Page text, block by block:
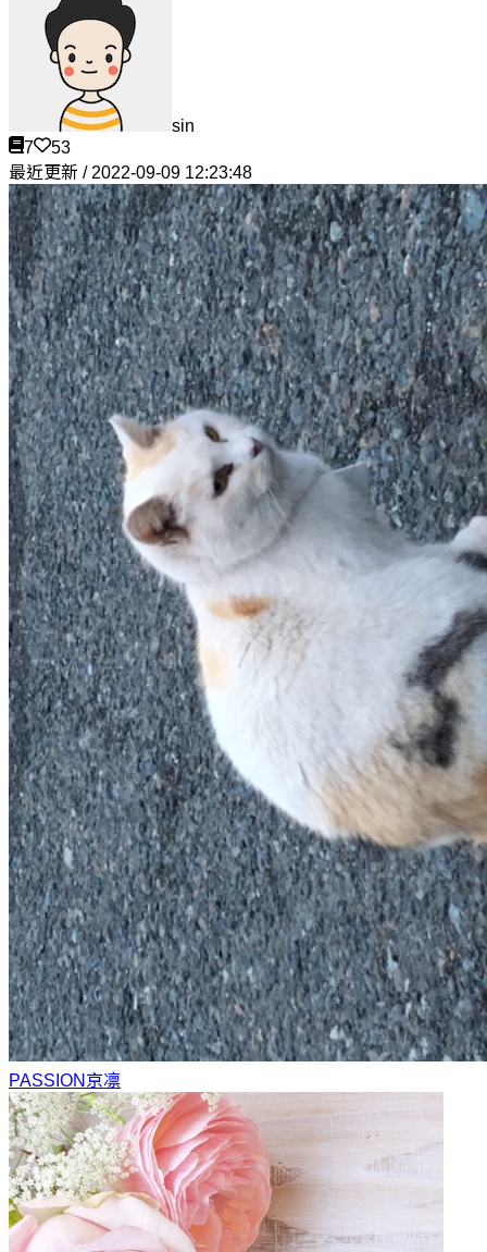
sin
7
53
最近更新 / 2022-09-09 12:23:48
PASSION 京凛